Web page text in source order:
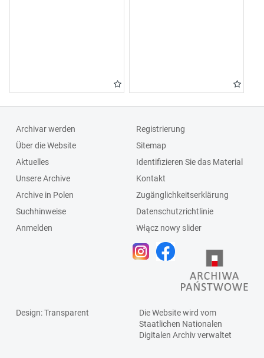
Archivar werden
Über die Website
Aktuelles
Unsere Archive
Archive in Polen
Suchhinweise
Anmelden
Registrierung
Sitemap
Identifizieren Sie das Material
Kontakt
Zugänglichkeitserklärung
Datenschutzrichtlinie
Włącz nowy slider
Design: Transparent
Die Website wird vom
Staatlichen Nationalen
Digitalen Archivverwaltet